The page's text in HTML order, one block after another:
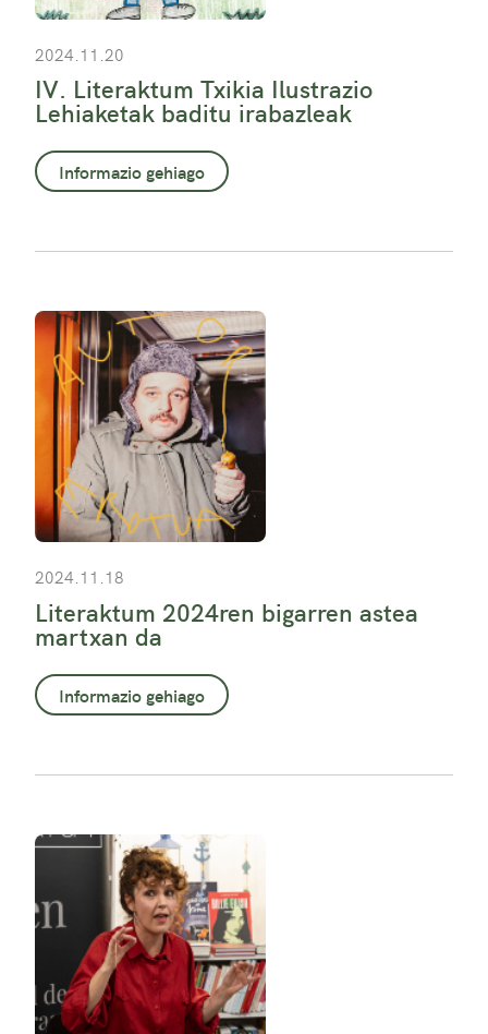
2024.11.20
IV. Literaktum Txikia Ilustrazio
Lehiaketak baditu irabazleak
Informazio gehiago
2024.11.18
Literaktum 2024ren bigarren astea
martxan da
Informazio gehiago